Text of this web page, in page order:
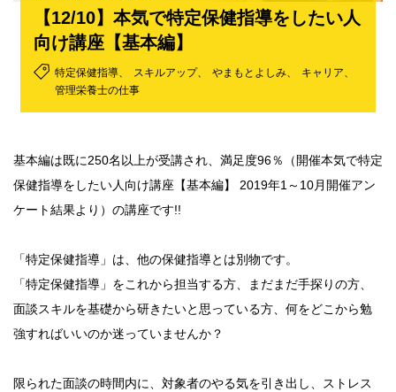
【12/10】本気で特定保健指導をしたい人
向け講座【基本編】
特定保健指導 スキルアップ やまもとよしみ
キャリア
管理栄養士の仕事
基本編は既に250名以上が受講され、満足度96％（開催本気で特定
保健指導をしたい人向け講座【基本編】 2019年1～10月開催アン
ケート結果より）の講座です!!
「特定保健指導」は、他の保健指導とは別物です。
「特定保健指導」をこれから担当する方、まだまだ手探りの方、
面談スキルを基礎から研きたいと思っている方、何をどこから勉
強すればいいのか迷っていませんか？
限られた面談の時間内に、対象者のやる気を引き出し、ストレス